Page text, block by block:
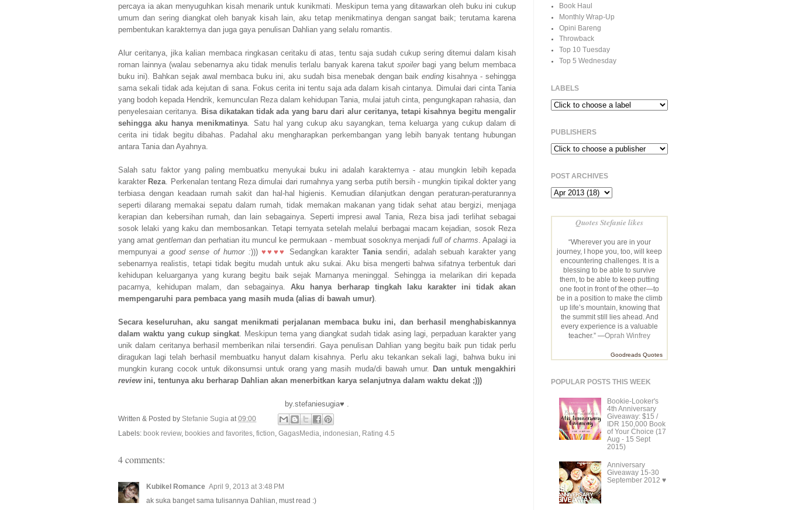
percaya ia akan menyuguhkan kisah menarik untuk kunikmati. Meskipun tema yang ditawarkan oleh buku ini cukup
umum dan sering diangkat oleh banyak kisah lain, aku tetap menikmatinya dengan sangat baik; terutama karena
pembentukan karakternya dan juga gaya penulisan Dahlian yang selalu romantis.
Alur ceritanya, jika kalian membaca ringkasan ceritaku di atas, tentu saja sudah cukup sering ditemui dalam kisah
roman lainnya (walau sebenarnya aku tidak menulis terlalu banyak karena takutspoiler bagi yang belum membaca
buku ini). Bahkan sejak awal membaca buku ini, aku sudah bisa menebak dengan baik ending kisahnya - sehingga
sama sekali tidak ada kejutan di sana. Fokus cerita ini tentu saja ada dalam kisah cintanya. Dimulai dari cinta Tania
yang bodoh kepada Hendrik, kemunculan Reza dalam kehidupan Tania, mulai jatuh cinta, pengungkapan rahasia, dan
penyelesaian ceritanya. Bisa dikatakan tidak ada yang baru dari alur ceritanya, tetapi kisahnya begitu mengalir
sehingga aku hanya menikmatinya. Satu hal yang cukup aku sayangkan, tema keluarga yang cukup dalam di
cerita ini tidak begitu dibahas. Padahal aku mengharapkan perkembangan yang lebih banyak tentang hubungan
antara Tania dan Ayahnya.
Salah satu faktor yang paling membuatku menyukai buku ini adalah karakternya - atau mungkin lebih kepada
karakter Reza. Perkenalan tentang Reza dimulai dari rumahnya yang serba putih bersih - mungkin tipikal dokter yang
terbiasa dengan keadaan rumah sakit dan hal-hal higienis. Kemudian dilanjutkan dengan peraturan-peraturannya
seperti dilarang memakai sepatu dalam rumah, tidak memakan makanan yang tidak sehat atau bergizi, menjaga
kerapian dan kebersihan rumah, dan lain sebagainya. Seperti impresi awal Tania, Reza bisa jadi terlihat sebagai
sosok lelaki yang kaku dan membosankan. Tetapi ternyata setelah melalui berbagai macam kejadian, sosok Reza
yang amatgentlemandan perhatian itu muncul ke permukaan - membuat sosoknya menjadi full of charms. Apalagi ia
mempunyaia good sense of humor :))) ♥♥♥♥ Sedangkan karakter Taniasendiri, adalah sebuah karakter yang
sebenarnya realistis, tetapi tidak begitu mudah untuk aku sukai. Aku bisa mengerti bahwa sifatnya terbentuk dari
kehidupan keluarganya yang kurang begitu baik sejak Mamanya meninggal. Sehingga ia melarikan diri kepada
pacarnya, kehidupan malam, dan sebagainya.Aku hanya berharap tingkah laku karakter ini tidak akan
mempengaruhi para pembaca yang masih muda (alias di bawah umur).
Secara keseluruhan, aku sangat menikmati perjalanan membaca buku ini, dan berhasil menghabiskannya
dalam waktu yang cukup singkat. Meskipun tema yang diangkat sudah tidak asing lagi, perpaduan karakter yang
unik dalam ceritanya berhasil memberikan nilai tersendiri. Gaya penulisan Dahlian yang begitu baik pun tidak perlu
diragukan lagi telah berhasil membuatku hanyut dalam kisahnya. Perlu aku tekankan sekali lagi, bahwa buku ini
mungkin kurang cocok untuk dikonsumsi untuk orang yang masih muda/di bawah umur.
Dan untuk mengakhiri
reviewini, tentunya aku berharap Dahlian akan menerbitkan karya selanjutnya dalam waktu dekat ;)))
by.stefaniesugia♥ .
Written & Posted by Stefanie Sugia at 09:00
Labels: book review, bookies and favorites fiction GagasMedia indonesian Rating 4.5
4 comments:
Kubikel Romance April 9, 2013 at 3:48 PM
ak suka banget sama tulisannya Dahlian, must read :)
Book Haul
Monthly Wrap-Up
Opini Bareng
Throwback
Top 10 Tuesday
Top 5 Wednesday
LABELS
PUBLISHERS
POST ARCHIVES
Quotes Stefanie likes
“Wherever you are in your
journey, I hope you, too, will keep
encountering challenges. It is a
blessing to be able to survive
them, to be able to keep putting
one foot in front of the other—to
be in a position to make the climb
up life’s mountain, knowing that
the summit still lies ahead. And
every experience is a valuable
teacher.” —Oprah Winfrey
Goodreads Quotes
POPULAR POSTS THIS WEEK
Bookie-Looker's
4th Anniversary
Giveaway: $15 /
IDR 150,000 Book
of Your Choice (17
Aug - 15 Sept
2015)
Anniversary
Giveaway 15-30
September 2012 ♥